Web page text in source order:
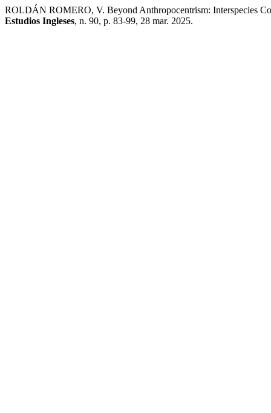
ROLDÁN ROMERO, V. Beyond Anthropocentrism: Interspecies
Estudios Ingleses, n. 90, p. 83-99, 28 mar. 2025.